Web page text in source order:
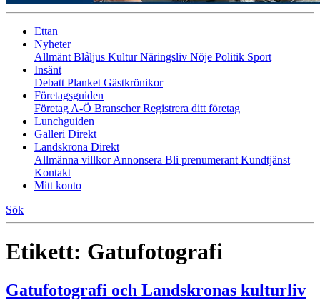
Ettan
Nyheter
Allmänt Blåljus KulturNäringsliv Nöje Politik Sport
Insänt
Debatt Planket Gästkrönikor
Företagsguiden
Företag A-Ö BranscherRegistrera ditt företag
Lunchguiden
Galleri Direkt
Landskrona Direkt
Allmänna villkorAnnonsera Bli prenumerant Kundtjänst
Kontakt
Mitt konto
Sök
Etikett: Gatufotografi
Gatufotografi och Landskronas kulturliv